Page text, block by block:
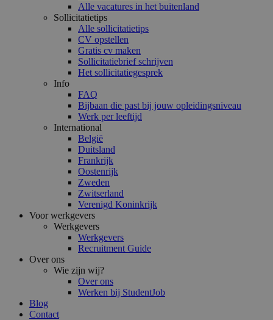
Alle vacatures in het buitenland
Sollicitatietips
Alle sollicitatietips
CV opstellen
Gratis cv maken
Sollicitatiebrief schrijven
Het sollicitatiegesprek
Info
FAQ
Bijbaan die past bij jouw opleidingsniveau
Werk per leeftijd
International
België
Duitsland
Frankrijk
Oostenrijk
Zweden
Zwitserland
Verenigd Koninkrijk
Voor werkgevers
Werkgevers
Werkgevers
Recruitment Guide
Over ons
Wie zijn wij?
Over ons
Werken bij StudentJob
Blog
Contact